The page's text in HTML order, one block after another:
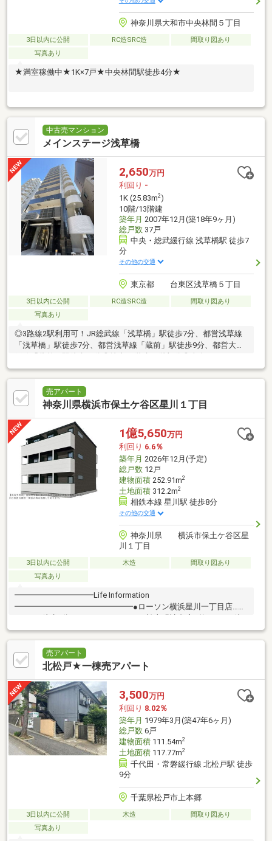
神奈川県大和市中央林間５丁目
3日以内に公開 RC造SRC造
間取り図あり
写真あり
★満室稼働中★1K×7戸★中央林間駅徒歩4分★
中古売マンション
メインステージ浅草橋
2,650万円
利回り -
1K (25.83m2)
10階/13階建
築年月 2007年12月(築18年9ヶ月)
総戸数37戸
中央・総武緩行線 浅草橋駅 徒歩7
分
その他の交通
東京都 台東区浅草橋５丁目
3日以内に公開 RC造SRC造
間取り図あり
写真あり
◎3路線2駅利用可！JR総武線「浅草橋」駅徒歩7分、都営浅草線
「浅草橋」駅徒歩7分、都営浅草線「蔵前」駅徒歩9分、都営大江
戸線「蔵前」駅徒歩14分◎地上13階建10階部分◎南向きバルコニ
ーに面した角住戸1K◎2面採光の洋室(約8畳)◎浴室・トイレ別◎
オートロック◎宅配ボックス◎エレベーター有～Life Information
～●マルエツプチ浅草橋三丁目店…約170m(徒歩3分)●セブンイレ
ブン台東浅草橋3丁目店…約210m(徒歩3分)●鳥越神社前郵便局…約
売アパート
神奈川県横浜市保土ケ谷区星川１丁目
1億5,650万円
利回り 6.6％
築年月 2026年12月(予定)
総戸数12戸
建物面積252.91m2
土地面積312.2m2
相鉄本線 星川駅 徒歩8分
その他の交通
神奈川県 横浜市保土ケ谷区星
川１丁目
3日以内に公開 木造
間取り図あり
写真あり
━━━━━━━━━━Life Information
━━━━━━━━━━━━━━━●ローソン横浜星川一丁目店…約
歩5分）●そうてつローゼン星川駅前店…約720m（徒歩9分）●いな
げや横浜星川駅前店…約870m（徒歩11分）●イオン天王町ショッ
ピングセンター…約1，100m（徒歩14分）●横浜星川郵便局…約
610m（徒歩8分）●吉田クリニック…約220m（徒歩3分）●保土ケ
売アパート
北松戸★一棟売アパート
3,500万円
利回り 8.02％
築年月 1979年3月(築47年6ヶ月)
総戸数6戸
建物面積111.54m2
土地面積117.77m2
千代田・常磐緩行線 北松戸駅 徒歩
9分
千葉県松戸市上本郷
3日以内に公開 木造
間取り図あり
写真あり